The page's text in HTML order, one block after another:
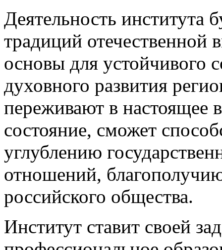
Деятельность института
традиций
основы для устойчивого
духовного развития
переживают в настоящее
состояние, сможет
углублению
отношений,
российского общества.
Институт ставит своей